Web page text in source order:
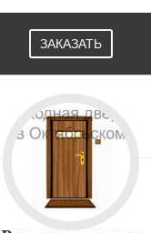
ЗАКАЗАТЬ